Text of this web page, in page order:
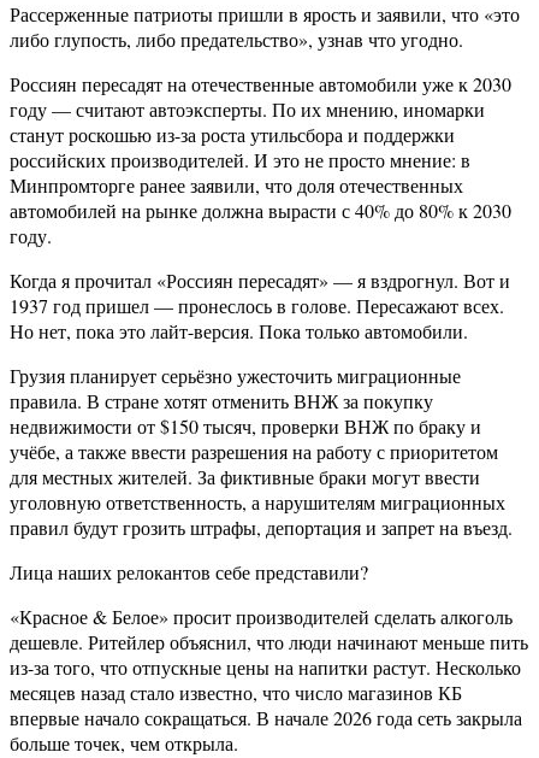
Рассерженные патриоты пришли в ярость и заявили, что «это
либо глупость, либо предательство», узнав что угодно.
Россиян пересадят на отечественные автомобили уже к 2030
году — считают автоэксперты. По их мнению, иномарки
станут роскошью из-за роста утильсбора и поддержки
российских производителей. И это не просто мнение: в
Минпромторге ранее заявили, что доля отечественных
автомобилей на рынке должна вырасти с 40% до 80% к 2030
году.
Когда я прочитал «Россиян пересадят» — я вздрогнул. Вот и
1937 год пришел — пронеслось в голове. Пересажают всех.
Но нет, пока это лайт-версия. Пока только автомобили.
Грузия планирует серьёзно ужесточить миграционные
правила. В стране хотят отменить ВНЖ за покупку
недвижимости от $150 тысяч, проверки ВНЖ по браку и
учёбе, а также ввести разрешения на работу с приоритетом
для местных жителей. За фиктивные браки могут ввести
уголовную ответственность, а нарушителям миграционных
правил будут грозить штрафы, депортация и запрет на въезд.
Лица наших релокантов себе представили?
«Красное & Белое» просит производителей сделать алкоголь
дешевле. Ритейлер объяснил, что люди начинают меньше пить
из-за того, что отпускные цены на напитки растут. Несколько
месяцев назад стало известно, что число магазинов КБ
впервые начало сокращаться. В начале 2026 года сеть закрыла
больше точек, чем открыла.